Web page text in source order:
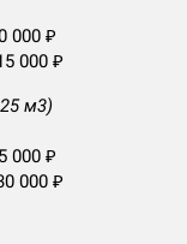
000 ₽
000 ₽
м3)
000 ₽
000 ₽